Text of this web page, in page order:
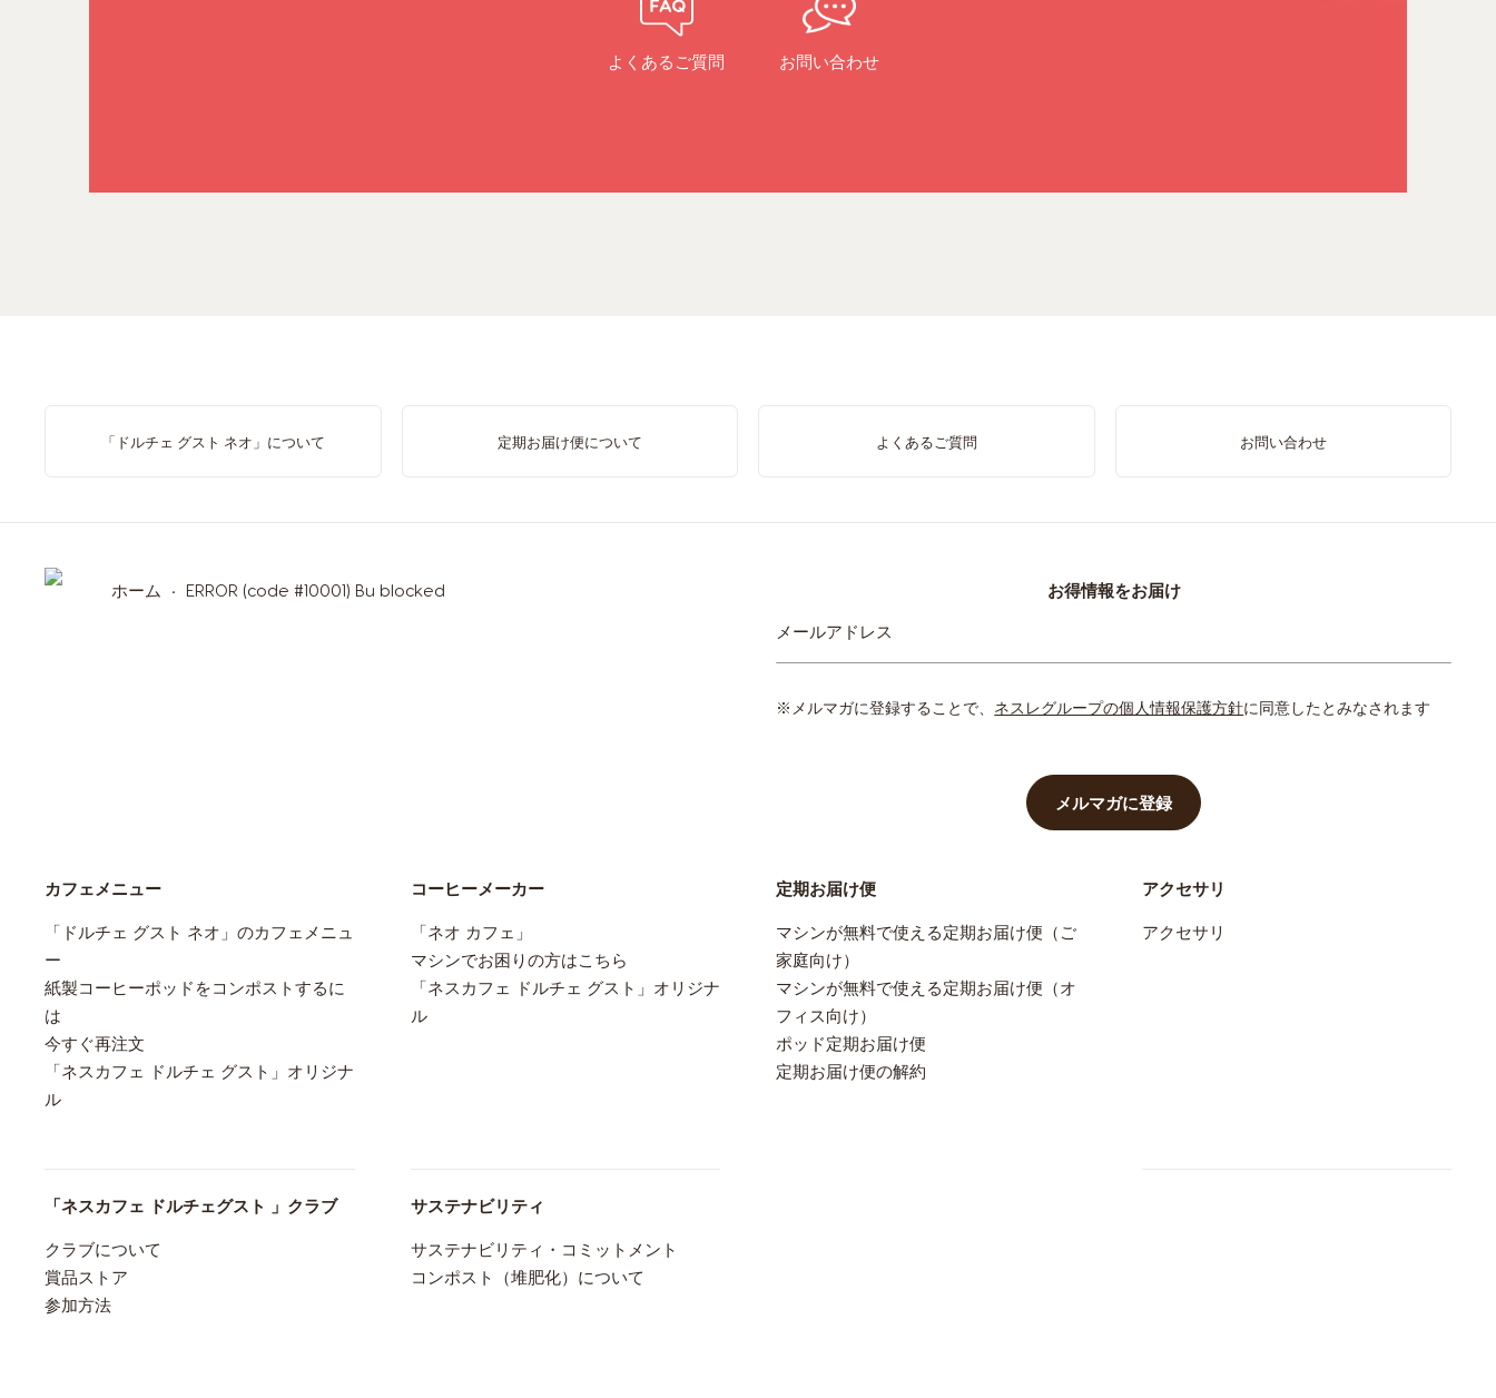
よくあるご質問 お問い合わせ
「ドルチェ グスト ネオ」について 定期お届け便について よくあるご質問 お問い合わせ
ホーム ERROR (code #10001) Bu blocked お得情報をお届け
ニ
ュ
ー
レ
だ
い:
メールアドレス
※メルマガに登録することで、 ネスレグループの個人情報保護方針に同意したとみなされます
メルマガに登録
カフェメニュー
「ドルチェ グスト ネオ」のカフェメニュ
ー
紙製コーヒーポッドをコンポストするに
は
今すぐ再注文
「ネスカフェ ドルチェ グスト」オリジナ
ル
「ネスカフェ ドルチェグスト 」クラブ
クラブについて
賞品ストア
参加方法
コーヒーメーカー
「ネオ カフェ」
マシンでお困りの方はこちら
「ネスカフェ ドルチェ グスト」オリジナ
ル
サステナビリティ
サステナビリティ・コミットメント
コンポスト（堆肥化）について
定期お届け便
マシンが無料で使える定期お届け便（ご
家庭向け）
マシンが無料で使える定期お届け便（オ
フィス向け）
ポッド定期お届け便
定期お届け便の解約
アクセサリ
アクセサリ